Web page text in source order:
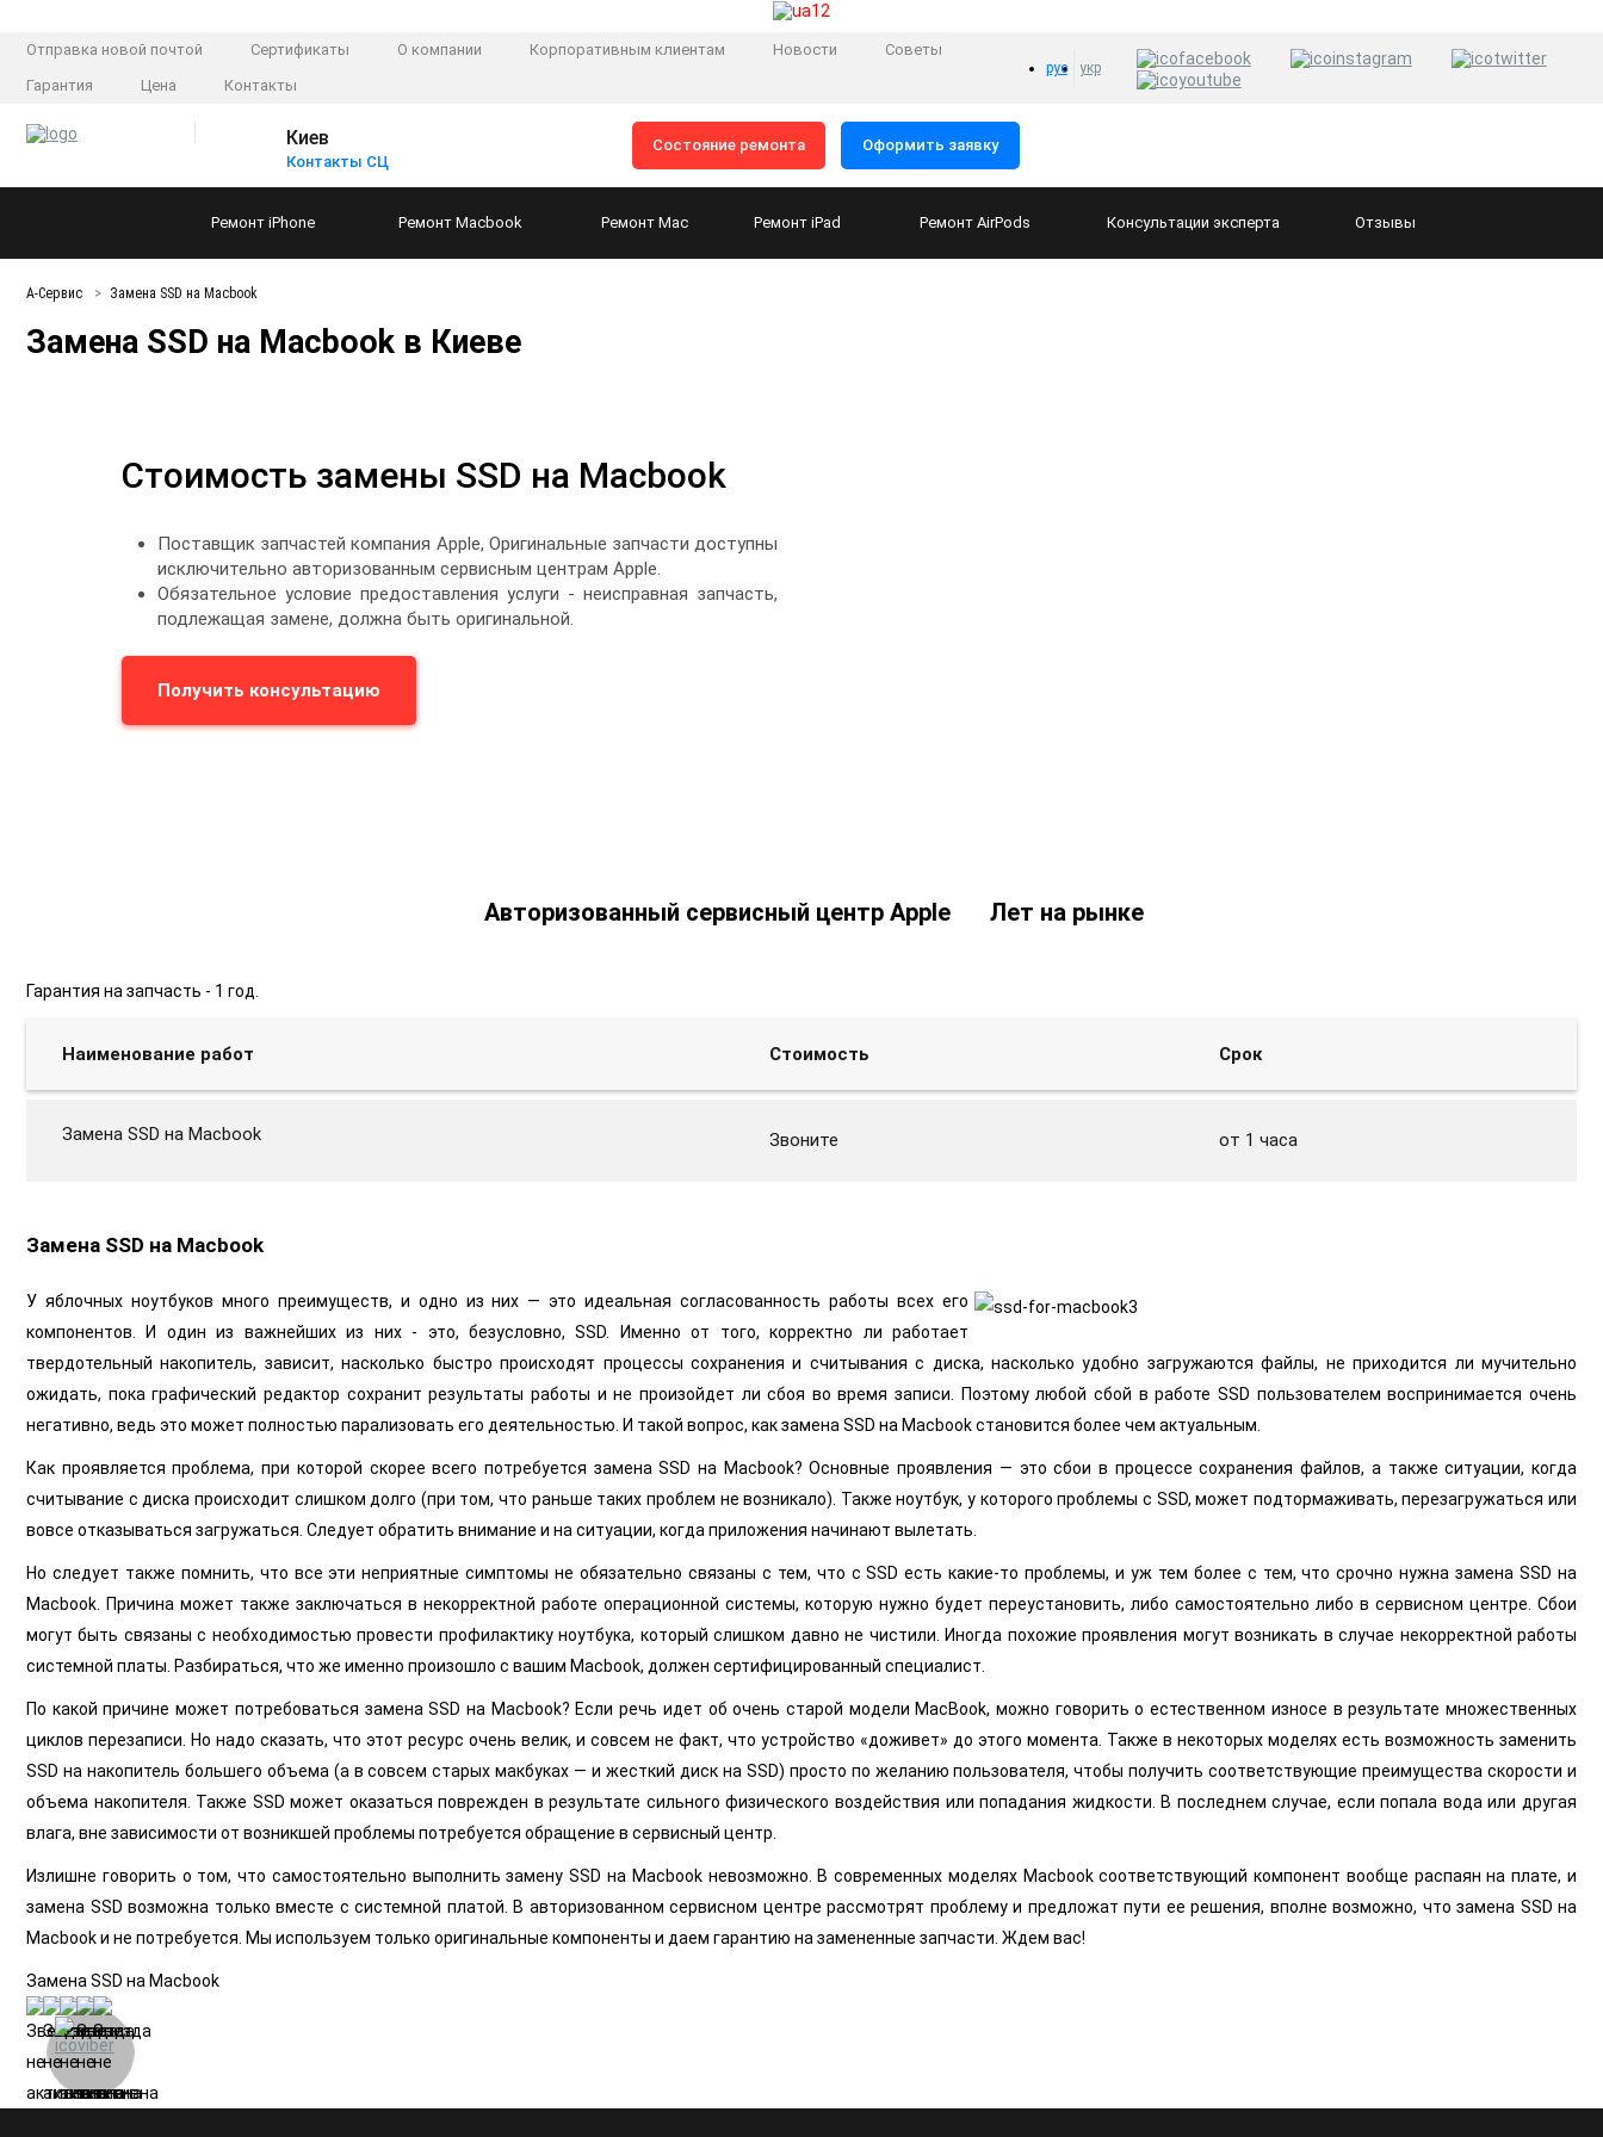
Отправка новой почтой Сертификаты О компании Корпоративным клиентам Новости
Советы
Гарантия
Цена Контакты
рус укр
Киев
Контакты СЦ
Состояние ремонта Оформить заявку
Ремонт iPhone Ремонт Macbook Ремонт Mac Ремонт iPad Ремонт AirPods Консультации эксперта Отзывы
А-Сервис Замена SSD на Macbook
Замена SSD на Macbook в Киеве
Стоимость замены SSD на Macbook
Поставщик запчастей компания Apple, Оригинальные запчасти доступны
исключительно авторизованным сервисным центрам Apple.
Обязательное условие предоставления услуги - неисправная запчасть,
подлежащая замене, должна быть оригинальной.
Получить консультацию
Авторизованный сервисный центр Apple Лет на рынке
Гарантия на запчасть - 1 год.
Наименование работ Стоимость Срок
Замена SSD на Macbook Звоните от 1 часа
Замена SSD на Macbook
У яблочных ноутбуков много преимуществ, и одно из них — это идеальная согласованность работы всех его
компонентов. И один из важнейших из них - это, безусловно, SSD. Именно от того, корректно ли работает
твердотельный накопитель, зависит, насколько быстро происходят процессы сохранения и считывания с диска, насколько удобно загружаются файлы, не приходится ли мучительно
ожидать, пока графический редактор сохранит результаты работы и не произойдет ли сбоя во время записи. Поэтому любой сбой в работе SSD пользователем воспринимается очень
негативно, ведь это может полностью парализовать его деятельностью. И такой вопрос, как замена SSD на Macbook становится более чем актуальным.
Как проявляется проблема, при которой скорее всего потребуется замена SSD на Macbook? Основные проявления — это сбои в процессе сохранения файлов, а также ситуации, когда
считывание с диска происходит слишком долго (при том, что раньше таких проблем не возникало). Также ноутбук, у которого проблемы с SSD, может подтормаживать, перезагружаться или
вовсе отказываться загружаться. Следует обратить внимание и на ситуации, когда приложения начинают вылетать.
Но следует также помнить, что все эти неприятные симптомы не обязательно связаны с тем, что с SSD есть какие-то проблемы, и уж тем более с тем, что срочно нужна замена SSD на
Macbook. Причина может также заключаться в некорректной работе операционной системы, которую нужно будет переустановить, либо самостоятельно либо в сервисном центре. Сбои
могут быть связаны с необходимостью провести профилактику ноутбука, который слишком давно не чистили. Иногда похожие проявления могут возникать в случае некорректной работы
системной платы. Разбираться, что же именно произошло с вашим Macbook, должен сертифицированный специалист.
По какой причине может потребоваться замена SSD на Macbook? Если речь идет об очень старой модели MacBook, можно говорить о естественном износе в результате множественных
циклов перезаписи. Но надо сказать, что этот ресурс очень велик, и совсем не факт, что устройство «доживет» до этого момента. Также в некоторых моделях есть возможность заменить
SSD на накопитель большего объема (а в совсем старых макбуках — и жесткий диск на SSD) просто по желанию пользователя, чтобы получить соответствующие преимущества скорости и
объема накопителя. Также SSD может оказаться поврежден в результате сильного физического воздействия или попадания жидкости. В последнем случае, если попала вода или другая
влага, вне зависимости от возникшей проблемы потребуется обращение в сервисный центр.
Излишне говорить о том, что самостоятельно выполнить замену SSD на Macbook невозможно. В современных моделях Macbook соответствующий компонент вообще распаян на плате, и
замена SSD возможна только вместе с системной платой. В авторизованном сервисном центре рассмотрят проблему и предложат пути ее решения, вполне возможно, что замена SSD на
Macbook и не потребуется. Мы используем только оригинальные компоненты и даем гарантию на замененные запчасти. Ждем вас!
Замена SSD на Macbook